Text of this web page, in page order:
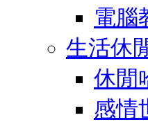
電腦
生活休
休閒
感情